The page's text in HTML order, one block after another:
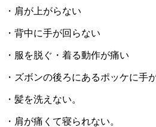
・肩が上がらない
・背中に手が回らない
・服を脱ぐ・着る動作が痛い
・ズボンの後ろにあるポッケに手
・髪を洗えない。
・肩が痛くて寝られない。